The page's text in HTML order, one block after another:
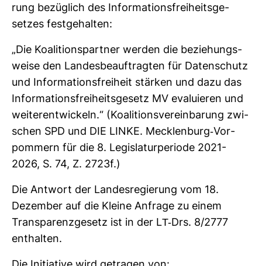
rung bezüg­lich des Infor­ma­ti­ons­frei­heits­ge­
setzes fest­ge­halten:
„Die Koali­ti­ons­partner werden die bezie­hungs­
weise den Lan­des­be­auf­tragten für Daten­schutz
und Infor­ma­ti­ons­frei­heit stärken und dazu das
Infor­ma­ti­ons­frei­heits­ge­setz MV eva­lu­ieren und
wei­ter­ent­wi­ckeln.“ (Koali­ti­ons­ver­ein­ba­rung zwi­
schen SPD und DIE LINKE. Meck­len­burg-​Vor­
pom­mern für die 8. Legis­la­tur­pe­riode 2021-
2026, S. 74, Z. 2723f.)
Die Ant­wort der Lan­des­re­gie­rung vom 18.
Dezember auf die Kleine Anfrage zu einem
Trans­pa­renz­ge­setz ist in der LT-​Drs. 8/2777
ent­halten.